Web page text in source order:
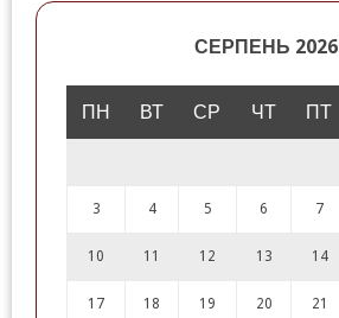
СЕРПЕНЬ 2026
ПН ВТ СР ЧТ ПТ
3 4 5 6 7
10 11 12 13 14
17 18 19 20 21